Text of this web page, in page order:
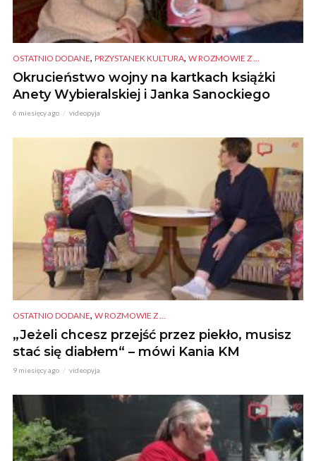
OSTATNIO DODANE, PRZYSTANEK KULTURA, W ROZMOWIE Z ...
Okrucieństwo wojny na kartkach książki
Anety Wybieralskiej i Janka Sanockiego
6 miesięcy ago videopyja
OSTATNIO DODANE, W ROZMOWIE Z ...
„Jeżeli chcesz przejść przez piekło, musisz
stać się diabłem“ – mówi Kania KM
9 miesięcy ago videopyja